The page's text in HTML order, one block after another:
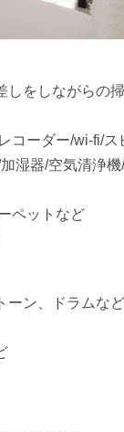
をしながらの
コーダー/wi-fi/ス
湿器/空気清浄
ペットなど
ーン、ドラムなど